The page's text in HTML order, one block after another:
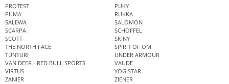
PROTEST
PUKY
PUMA
RUKKA
SALEWA
SALOMON
SCARPA
SCHÖFFEL
SCOTT
SKINY
THE NORTH FACE
SPIRIT OF OM
TUNTURI
UNDER ARMOUR
VAN DEER - RED BULL SPORTS
VAUDE
VIRTUS
YOGISTAR
ZANIER
ZIENER